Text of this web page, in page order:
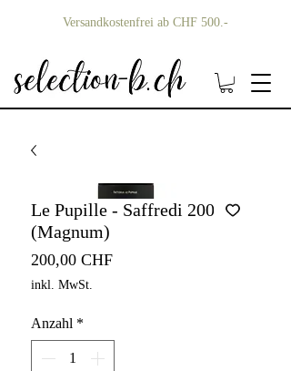
Versandkostenfrei ab CHF 500.-
Le Pupille - Saffredi 2007
(Magnum)
200,00 CHFPreis
inkl. MwSt.
Anzahl *